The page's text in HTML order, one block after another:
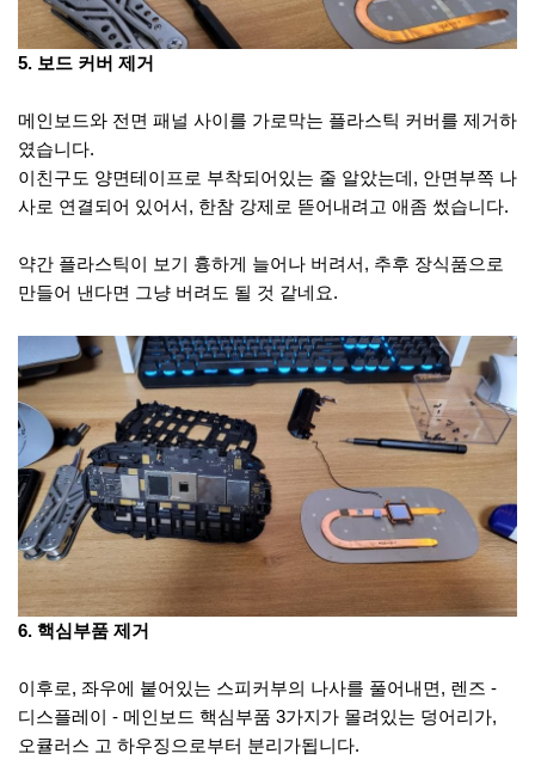
5. 보드 커버 제거
메인보드와 전면 패널 사이를 가로막는 플라스틱 커버를 제거하
였습니다.
이친구도 양면테이프로 부착되어있는 줄 알았는데, 안면부쪽 나
사로 연결되어 있어서, 한참 강제로 뜯어내려고 애좀 썼습니다.
약간 플라스틱이 보기 흉하게 늘어나 버려서, 추후 장식품으로
만들어 낸다면 그냥 버려도 될 것 같네요.
6. 핵심부품 제거
이후로, 좌우에 붙어있는 스피커부의 나사를 풀어내면, 렌즈 -
디스플레이 - 메인보드 핵심부품 3가지가 몰려있는 덩어리가,
오큘러스 고 하우징으로부터 분리가됩니다.